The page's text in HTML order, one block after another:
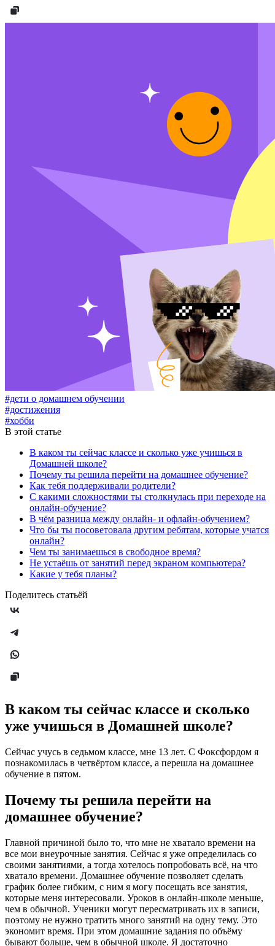
#дети о домашнем обучении
#достижения
#хобби
В этой статье
В каком ты сейчас классе и сколько уже учишься в
Домашней школе?
Почему ты решила перейти на домашнее обучение?
Как тебя поддерживали родители?
С какими сложностями ты столкнулась при переходе на
онлайн-обучение?
В чём разница между онлайн- и офлайн-обучением?
Что бы ты посоветовала другим ребятам, которые учатся
онлайн?
Чем ты занимаешься в свободное время?
Не устаёшь от занятий перед экраном компьютера?
Какие у тебя планы?
Поделитесь статьёй
В каком ты сейчас классе и сколько
уже учишься в Домашней школе?
Сейчас учусь в седьмом классе, мне 13 лет. С Фоксфордом я
познакомилась в четвёртом классе, а перешла на домашнее
обучение в пятом.
Почему ты решила перейти на
домашнее обучение?
Главной причиной было то, что мне не хватало времени на
все мои внеурочные занятия. Сейчас я уже определилась со
своими занятиями, а тогда хотелось попробовать всё, на что
хватало времени. Домашнее обучение позволяет сделать
график более гибким, с ним я могу посещать все занятия,
которые меня интересовали. Уроков в онлайн-школе меньше,
чем в обычной. Ученики могут пересматривать их в записи,
поэтому не нужно тратить много занятий на одну тему. Это
экономит время. При этом домашние задания по объёму
бывают больше, чем в обычной школе. Я достаточно